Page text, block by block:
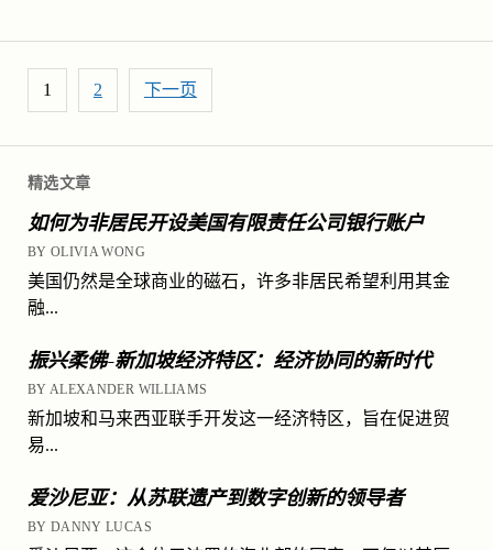
精选文章
如何为非居民开设美国有限责任公司银行账户
BY OLIVIA WONG
美国仍然是全球商业的磁石，许多非居民希望利用其金
融...
振兴柔佛-新加坡经济特区：经济协同的新时代
BY ALEXANDER WILLIAMS
新加坡和马来西亚联手开发这一经济特区，旨在促进贸
易...
爱沙尼亚：从苏联遗产到数字创新的领导者
BY DANNY LUCAS
文章分页
1 2 下一页